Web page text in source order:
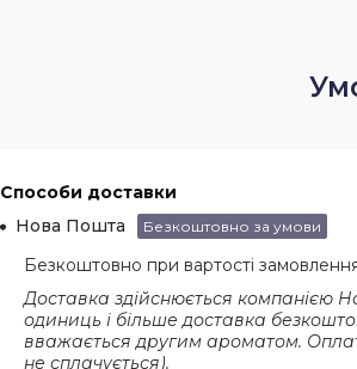
Способи доставки
Нова Пошта
Безкоштовно за умови
Безкоштовно при вартості
Доставка здійснюється компанією
одиниць і більше доставка
вважається другим ароматом.
не сплачується).